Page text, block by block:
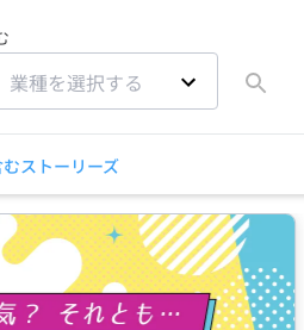
業種を選択する
むストーリーズ